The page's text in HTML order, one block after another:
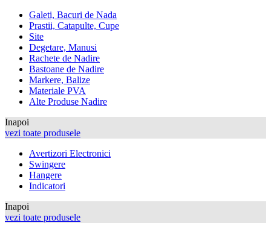
Galeti, Bacuri de Nada
Prastii, Catapulte, Cupe
Site
Degetare, Manusi
Rachete de Nadire
Bastoane de Nadire
Markere, Balize
Materiale PVA
Alte Produse Nadire
Inapoi
vezi toate produsele
Avertizori Electronici
Swingere
Hangere
Indicatori
Inapoi
vezi toate produsele